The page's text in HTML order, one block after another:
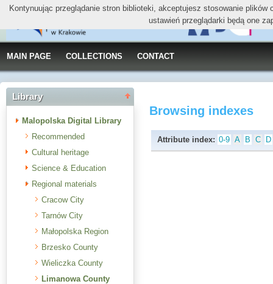
MAIN PAGE COLLECTIONS CONTACT
Library
Malopolska Digital Library
Recommended
Cultural heritage
Science & Education
Regional materials
Cracow City
Tarnów City
Małopolska Region
Brzesko County
Wieliczka County
Limanowa County
Browsing indexes
Attribute index: 0-9 A B C D
Kontynuując przeglądanie stron biblioteki, akceptujesz stosowanie
ustawień przeglądarki będą one